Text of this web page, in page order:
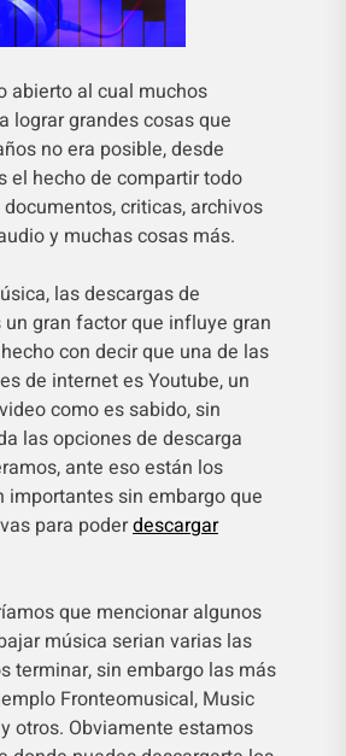
abierto al cual muchos
lograr grandes cosas que
no era posible, desde
el hecho de compartir todo
criticas, archivos
y muchas cosas más.
las descargas de
gran factor que influye gran
con decir que una de las
de internet es Youtube, un
como es sabido, sin
las opciones de descarga
ante eso están los
importantes sin embargo que
para poderdescargar
que mencionar algunos
música serian varias las
terminar, sin embargo las más
Fronteomusical, Music
otros. Obviamente estamos